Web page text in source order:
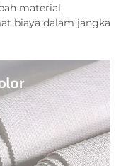
material,
biaya dalam jangka